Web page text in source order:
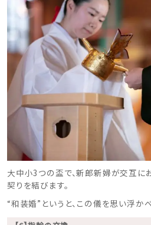
大中小3つの盃で、新郎新婦が交互に
契りを結びます。
“和装婚”というと、この儀を思い浮か